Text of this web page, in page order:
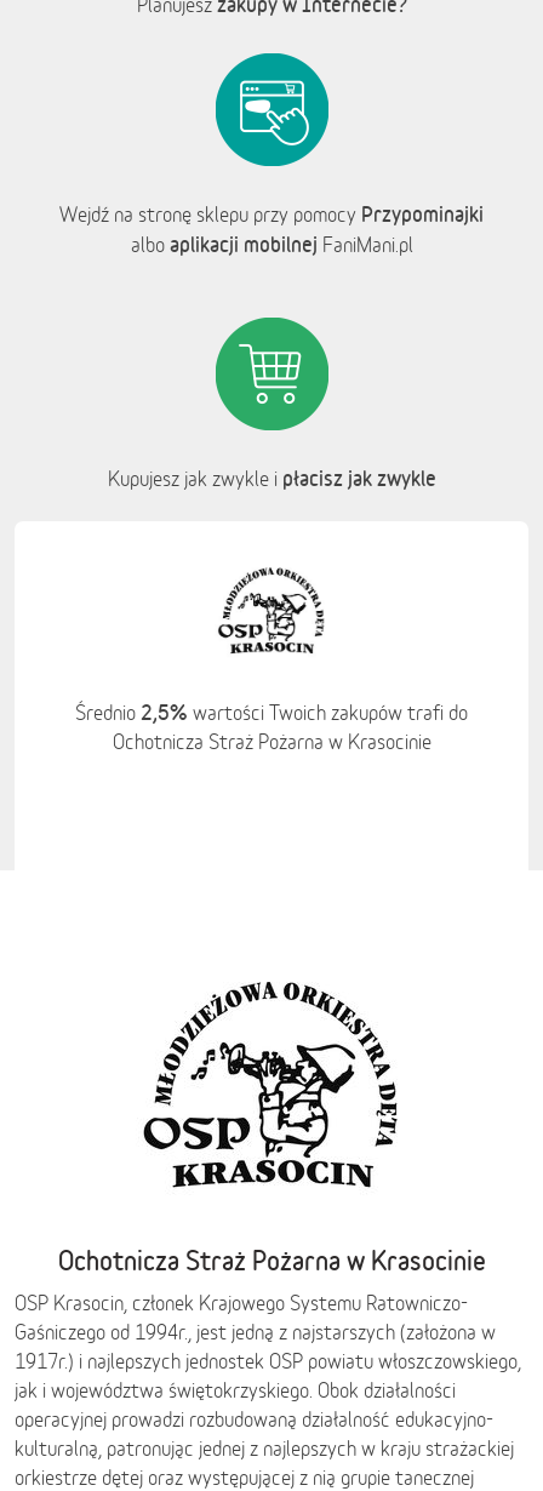
Planujesz
Wejdź na stronę sklepu przy pomocy Przypominajki
albo aplikacji mobilnej FaniMani.pl
Kupujesz jak zwykle i płacisz jak zwykle
Średnio 2,5% wartości Twoich zakupów trafi do
Ochotnicza Straż Pożarna w Krasocinie
Ochotnicza Straż Pożarna w Krasocinie
OSP Krasocin, członek Krajowego Systemu Ratowniczo-
Gaśniczego od 1994r., jest jedną z najstarszych (założona w
1917r.) i najlepszych jednostek OSP powiatu włoszczowskiego,
jak i województwa świętokrzyskiego. Obok działalności
operacyjnej prowadzi rozbudowaną działalność edukacyjno-
kulturalną, patronując jednej z najlepszych w kraju strażackiej
orkiestrze dętej oraz występującej z nią grupie tanecznej